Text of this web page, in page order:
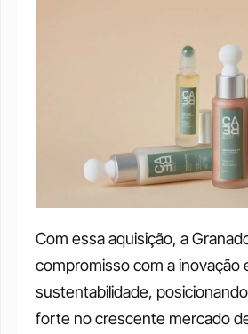
Com essa aquisição, a
compromisso com a inovação
sustentabilidade,
forte no crescente mercado